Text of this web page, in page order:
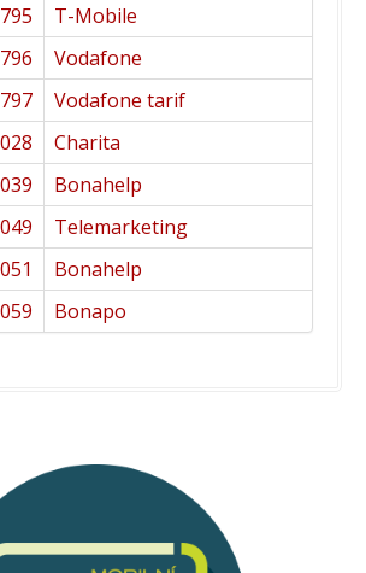
T-Mobile
Vodafone
Vodafone tarif
Charita
Bonahelp
Telemarketing
Bonahelp
Bonapo